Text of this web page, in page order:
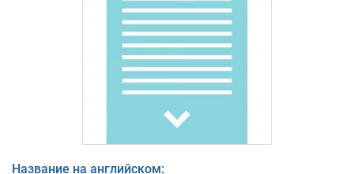
Название на английском: